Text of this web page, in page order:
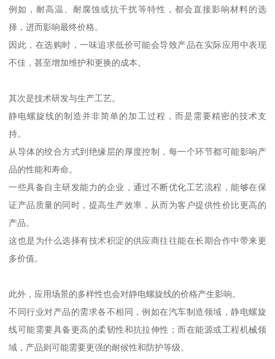
例如，耐高温、耐腐蚀或抗干扰等特性，都会直接影响材料的选
择，进而影响最终价格。
因此，在选购时，一味追求低价可能会导致产品在实际应用中表现
不佳，甚至增加维护和更换的成本。
其次是技术研发与生产工艺。
静电螺旋线的制造并非简单的加工过程，而是需要精密的技术支
持。
从导体的绞合方式到绝缘层的厚度控制，每一个环节都可能影响产
品的性能和寿命。
一些具备自主研发能力的企业，通过不断优化工艺流程，能够在保
证产品质量的同时，提高生产效率，从而为客户提供性价比更高的
产品。
这也是为什么选择有技术积淀的供应商往往能在长期合作中带来更
多价值。
此外，应用场景的多样性也会对静电螺旋线的价格产生影响。
不同行业对产品的需求各不相同，例如在汽车制造领域，静电螺旋
线可能需要具备更高的柔韧性和抗拉伸性；而在能源或工程机械领
域，产品则可能需要更强的耐候性和防护等级。